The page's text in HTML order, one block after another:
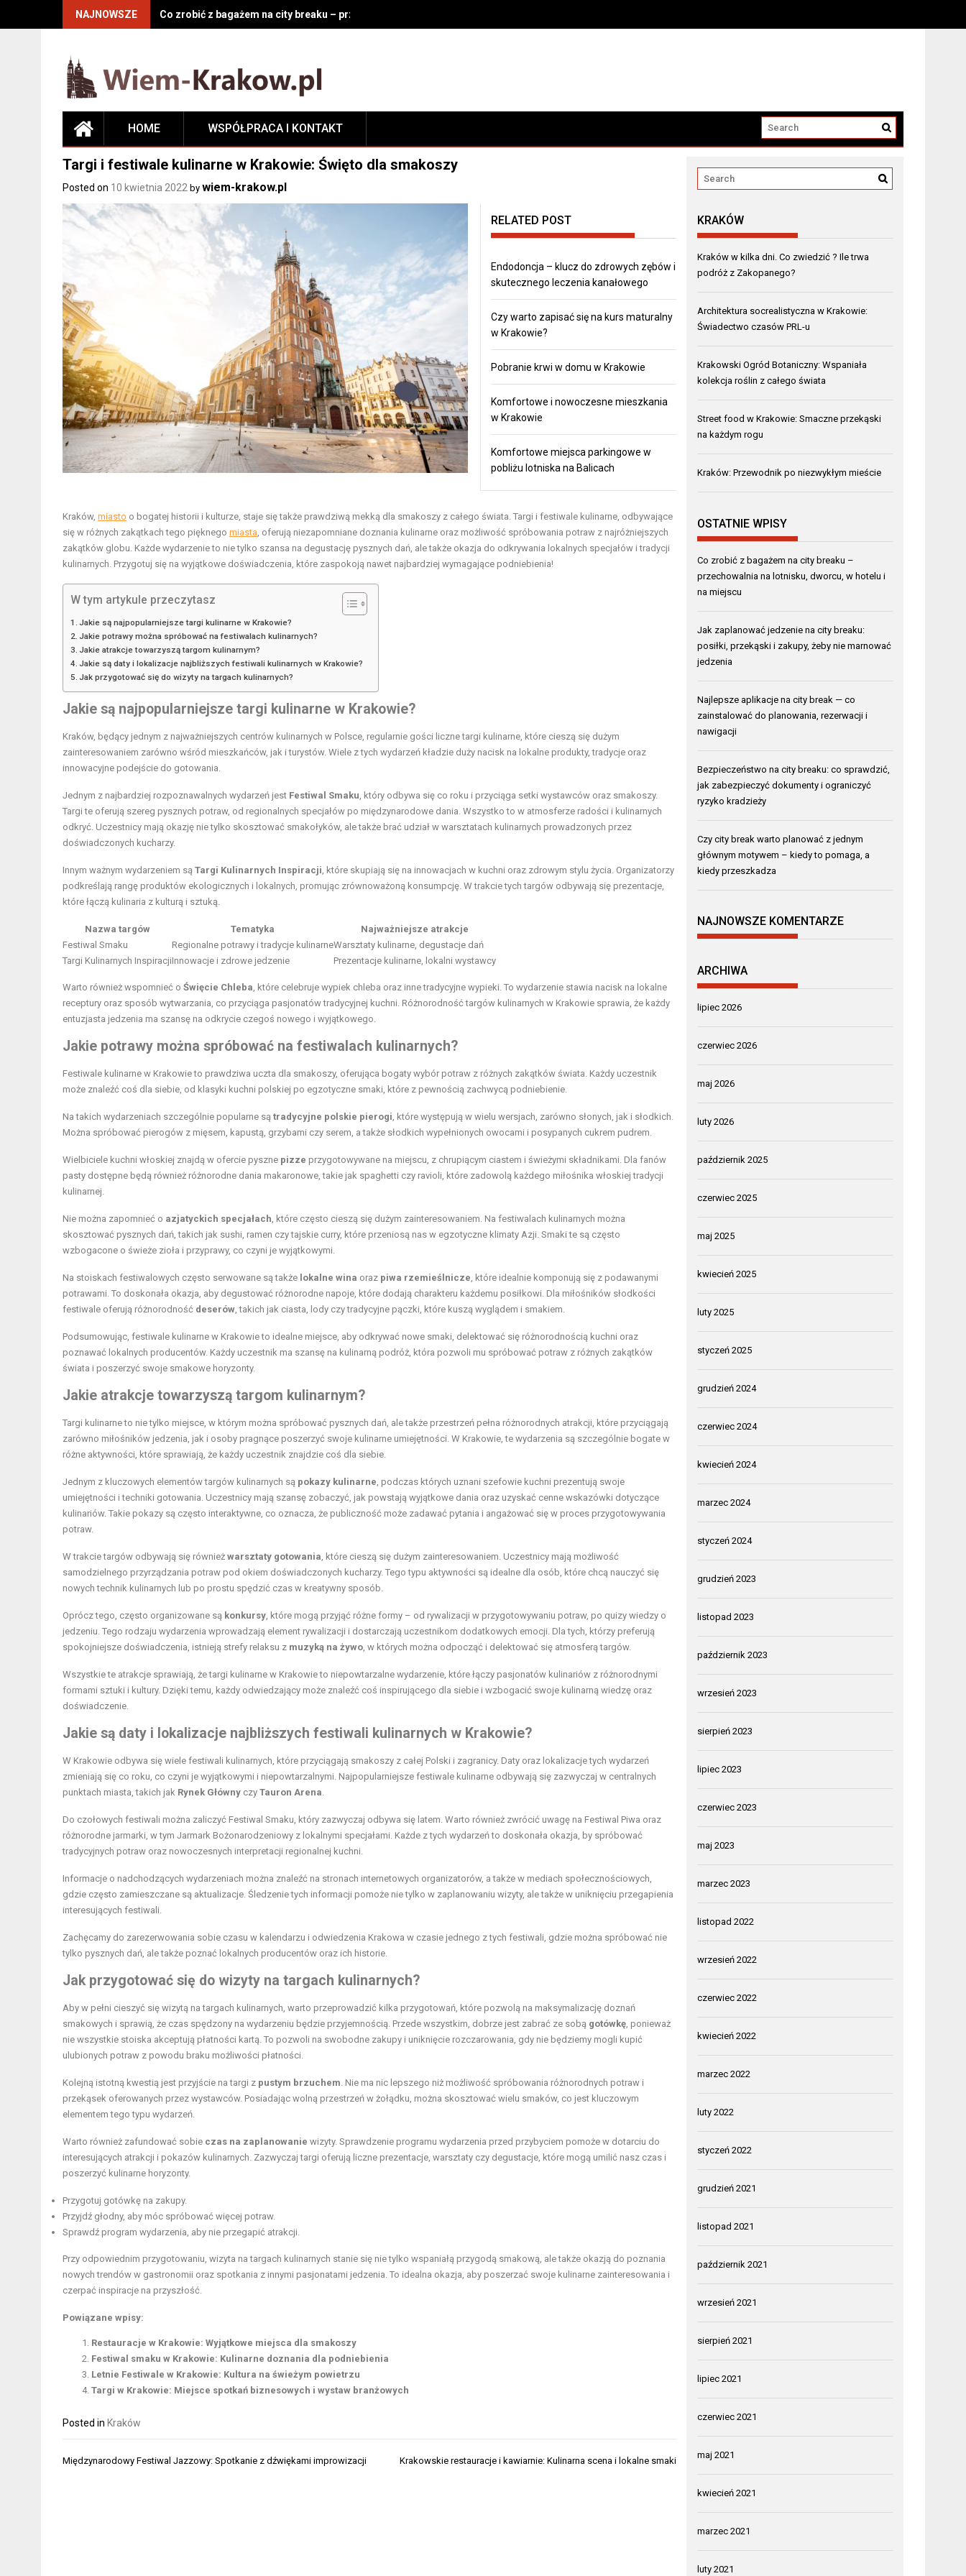
NAJNOWSZE Co zrobić z bagażem na city breaku – przechowalnia na lotnisku, dworcu, w hotelu i na miejscu
HOME WSPÓŁPRACA I KONTAKT
Targi i festiwale kulinarne w Krakowie: Święto dla smakoszy
Posted on 10 kwietnia 2022 by wiem-krakow.pl
RELATED POST
Endodoncja – klucz do zdrowych zębów i
skutecznego leczenia kanałowego
Czy warto zapisać się na kurs maturalny
w Krakowie?
Pobranie krwi w domu w Krakowie
Komfortowe i nowoczesne mieszkania
w Krakowie
Komfortowe miejsca parkingowe w
pobliżu lotniska na Balicach
Kraków, miasto o bogatej historii i kulturze, staje się także prawdziwą mekką dla smakoszy z całego świata. Targi i festiwale kulinarne, odbywające
się w różnych zakątkach tego pięknego miasta , oferują niezapomniane doznania kulinarne oraz możliwość spróbowania potraw z najróżniejszych
zakątków globu. Każde wydarzenie to nie tylko szansa na degustację pysznych dań, ale także okazja do odkrywania lokalnych specjałów i tradycji
kulinarnych. Przygotuj się na wyjątkowe doświadczenia, które zaspokoją nawet najbardziej wymagające podniebienia!
W tym artykule przeczytasz
Jakie są najpopularniejsze targi kulinarne w Krakowie?
Jakie potrawy można spróbować na festiwalach kulinarnych?
Jakie atrakcje towarzyszą targom kulinarnym?
Jakie są daty i lokalizacje najbliższych festiwali kulinarnych w Krakowie?
Jak przygotować się do wizyty na targach kulinarnych?
Jakie są najpopularniejsze targi kulinarne w Krakowie?
Kraków, będący jednym z najważniejszych centrów kulinarnych w Polsce, regularnie gości liczne targi kulinarne, które cieszą się dużym
zainteresowaniem zarówno wśród mieszkańców, jak i turystów. Wiele z tych wydarzeń kładzie duży nacisk na lokalne produkty, tradycje oraz
innowacyjne podejście do gotowania.
Jednym z najbardziej rozpoznawalnych wydarzeń jest Festiwal Smaku , który odbywa się co roku i przyciąga setki wystawców oraz smakoszy.
Targi te oferują szereg pysznych potraw, od regionalnych specjałów po międzynarodowe dania. Wszystko to w atmosferze radości i kulinarnych
odkryć. Uczestnicy mają okazję nie tylko skosztować smakołyków, ale także brać udział w warsztatach kulinarnych prowadzonych przez
doświadczonych kucharzy.
Innym ważnym wydarzeniem są Targi Kulinarnych Inspiracji , które skupiają się na innowacjach w kuchni oraz zdrowym stylu życia. Organizatorzy
podkreślają rangę produktów ekologicznych i lokalnych, promując zrównoważoną konsumpcję. W trakcie tych targów odbywają się prezentacje,
które łączą kulinaria z kulturą i sztuką.
Nazwa targów Tematyka
Najważniejsze atrakcje
Festiwal Smaku
Regionalne potrawy i tradycje kulinarneWarsztaty kulinarne, degustacje dań
Targi Kulinarnych InspiracjiInnowacje i zdrowe jedzenie Prezentacje kulinarne, lokalni wystawcy
Warto również wspomnieć o Święcie Chleba , które celebruje wypiek chleba oraz inne tradycyjne wypieki. To wydarzenie stawia nacisk na lokalne
receptury oraz sposób wytwarzania, co przyciąga pasjonatów tradycyjnej kuchni. Różnorodność targów kulinarnych w Krakowie sprawia, że każdy
entuzjasta jedzenia ma szansę na odkrycie czegoś nowego i wyjątkowego.
Jakie potrawy można spróbować na festiwalach kulinarnych?
Festiwale kulinarne w Krakowie to prawdziwa uczta dla smakoszy, oferująca bogaty wybór potraw z różnych zakątków świata. Każdy uczestnik
może znaleźć coś dla siebie, od klasyki kuchni polskiej po egzotyczne smaki, które z pewnością zachwycą podniebienie.
Na takich wydarzeniach szczególnie popularne są tradycyjne polskie pierogi , które występują w wielu wersjach, zarówno słonych, jak i słodkich.
Można spróbować pierogów z mięsem, kapustą, grzybami czy serem, a także słodkich wypełnionych owocami i posypanych cukrem pudrem.
Wielbiciele kuchni włoskiej znajdą w ofercie pyszne pizze przygotowywane na miejscu, z chrupiącym ciastem i świeżymi składnikami. Dla fanów
pasty dostępne będą również różnorodne dania makaronowe, takie jak spaghetti czy ravioli, które zadowolą każdego miłośnika włoskiej tradycji
kulinarnej.
Nie można zapomnieć o azjatyckich specjałach , które często cieszą się dużym zainteresowaniem. Na festiwalach kulinarnych można
skosztować pysznych dań, takich jak sushi, ramen czy tajskie curry, które przeniosą nas w egzotyczne klimaty Azji. Smaki te są często
wzbogacone o świeże zioła i przyprawy, co czyni je wyjątkowymi.
Na stoiskach festiwalowych często serwowane są także lokalne wina oraz piwa rzemieślnicze , które idealnie komponują się z podawanymi
potrawami. To doskonała okazja, aby degustować różnorodne napoje, które dodają charakteru każdemu posiłkowi. Dla miłośników słodkości
festiwale oferują różnorodność deserów , takich jak ciasta, lody czy tradycyjne pączki, które kuszą wyglądem i smakiem.
Podsumowując, festiwale kulinarne w Krakowie to idealne miejsce, aby odkrywać nowe smaki, delektować się różnorodnością kuchni oraz
poznawać lokalnych producentów. Każdy uczestnik ma szansę na kulinarną podróż, która pozwoli mu spróbować potraw z różnych zakątków
świata i poszerzyć swoje smakowe horyzonty.
Jakie atrakcje towarzyszą targom kulinarnym?
Targi kulinarne to nie tylko miejsce, w którym można spróbować pysznych dań, ale także przestrzeń pełna różnorodnych atrakcji, które przyciągają
zarówno miłośników jedzenia, jak i osoby pragnące poszerzyć swoje kulinarne umiejętności. W Krakowie, te wydarzenia są szczególnie bogate w
różne aktywności, które sprawiają, że każdy uczestnik znajdzie coś dla siebie.
Jednym z kluczowych elementów targów kulinarnych są pokazy kulinarne , podczas których uznani szefowie kuchni prezentują swoje
umiejętności i techniki gotowania. Uczestnicy mają szansę zobaczyć, jak powstają wyjątkowe dania oraz uzyskać cenne wskazówki dotyczące
kulinariów. Takie pokazy są często interaktywne, co oznacza, że publiczność może zadawać pytania i angażować się w proces przygotowywania
potraw.
W trakcie targów odbywają się również warsztaty gotowania , które cieszą się dużym zainteresowaniem. Uczestnicy mają możliwość
samodzielnego przyrządzania potraw pod okiem doświadczonych kucharzy. Tego typu aktywności są idealne dla osób, które chcą nauczyć się
nowych technik kulinarnych lub po prostu spędzić czas w kreatywny sposób.
Oprócz tego, często organizowane są konkursy , które mogą przyjąć różne formy – od rywalizacji w przygotowywaniu potraw, po quizy wiedzy o
jedzeniu. Tego rodzaju wydarzenia wprowadzają element rywalizacji i dostarczają uczestnikom dodatkowych emocji. Dla tych, którzy preferują
spokojniejsze doświadczenia, istnieją strefy relaksu z muzyką na żywo , w których można odpocząć i delektować się atmosferą targów.
Wszystkie te atrakcje sprawiają, że targi kulinarne w Krakowie to niepowtarzalne wydarzenie, które łączy pasjonatów kulinariów z różnorodnymi
formami sztuki i kultury. Dzięki temu, każdy odwiedzający może znaleźć coś inspirującego dla siebie i wzbogacić swoje kulinarną wiedzę oraz
doświadczenie.
Jakie są daty i lokalizacje najbliższych festiwali kulinarnych w Krakowie?
W Krakowie odbywa się wiele festiwali kulinarnych, które przyciągają smakoszy z całej Polski i zagranicy. Daty oraz lokalizacje tych wydarzeń
zmieniają się co roku, co czyni je wyjątkowymi i niepowtarzalnymi. Najpopularniejsze festiwale kulinarne odbywają się zazwyczaj w centralnych
punktach miasta, takich jak Rynek Główny czy Tauron Arena
Do czołowych festiwali można zaliczyć Festiwal Smaku, który zazwyczaj odbywa się latem. Warto również zwrócić uwagę na Festiwal Piwa oraz
różnorodne jarmarki, w tym Jarmark Bożonarodzeniowy z lokalnymi specjałami. Każde z tych wydarzeń to doskonała okazja, by spróbować
tradycyjnych potraw oraz nowoczesnych interpretacji regionalnej kuchni.
Informacje o nadchodzących wydarzeniach można znaleźć na stronach internetowych organizatorów, a także w mediach społecznościowych,
gdzie często zamieszczane są aktualizacje. Śledzenie tych informacji pomoże nie tylko w zaplanowaniu wizyty, ale także w uniknięciu przegapienia
interesujących festiwali.
Zachęcamy do zarezerwowania sobie czasu w kalendarzu i odwiedzenia Krakowa w czasie jednego z tych festiwali, gdzie można spróbować nie
tylko pysznych dań, ale także poznać lokalnych producentów oraz ich historie.
Jak przygotować się do wizyty na targach kulinarnych?
Aby w pełni cieszyć się wizytą na targach kulinarnych, warto przeprowadzić kilka przygotowań, które pozwolą na maksymalizację doznań
smakowych i sprawią, że czas spędzony na wydarzeniu będzie przyjemnością. Przede wszystkim, dobrze jest zabrać ze sobą gotówkę , ponieważ
nie wszystkie stoiska akceptują płatności kartą. To pozwoli na swobodne zakupy i uniknięcie rozczarowania, gdy nie będziemy mogli kupić
ulubionych potraw z powodu braku możliwości płatności.
Kolejną istotną kwestią jest przyjście na targi z pustym brzuchem . Nie ma nic lepszego niż możliwość spróbowania różnorodnych potraw i
przekąsek oferowanych przez wystawców. Posiadając wolną przestrzeń w żołądku, można skosztować wielu smaków, co jest kluczowym
elementem tego typu wydarzeń.
Warto również zafundować sobie czas na zaplanowanie wizyty. Sprawdzenie programu wydarzenia przed przybyciem pomoże w dotarciu do
interesujących atrakcji i pokazów kulinarnych. Zazwyczaj targi oferują liczne prezentacje, warsztaty czy degustacje, które mogą umilić nasz czas i
poszerzyć kulinarne horyzonty.
Przygotuj gotówkę na zakupy.
Przyjdź głodny, aby móc spróbować więcej potraw.
Sprawdź program wydarzenia, aby nie przegapić atrakcji.
Przy odpowiednim przygotowaniu, wizyta na targach kulinarnych stanie się nie tylko wspaniałą przygodą smakową, ale także okazją do poznania
nowych trendów w gastronomii oraz spotkania z innymi pasjonatami jedzenia. To idealna okazja, aby poszerzać swoje kulinarne zainteresowania i
czerpać inspiracje na przyszłość.
Powiązane wpisy:
Restauracje w Krakowie: Wyjątkowe miejsca dla smakoszy
Festiwal smaku w Krakowie: Kulinarne doznania dla podniebienia
Letnie Festiwale w Krakowie: Kultura na świeżym powietrzu
Targi w Krakowie: Miejsce spotkań biznesowych i wystaw branżowych
Posted in Kraków
Nawigacja
Międzynarodowy Festiwal Jazzowy: Spotkanie z dźwiękami improwizacji Krakowskie restauracje i kawiarnie: Kulinarna scena i lokalne smaki
KRAKÓW
Kraków w kilka dni. Co zwiedzić ? Ile trwa
podróż z Zakopanego?
Architektura socrealistyczna w Krakowie:
Świadectwo czasów PRL-u
Krakowski Ogród Botaniczny: Wspaniała
kolekcja roślin z całego świata
Street food w Krakowie: Smaczne przekąski
na każdym rogu
Kraków: Przewodnik po niezwykłym mieście
OSTATNIE WPISY
Co zrobić z bagażem na city breaku –
przechowalnia na lotnisku, dworcu, w hotelu i
na miejscu
Jak zaplanować jedzenie na city breaku:
posiłki, przekąski i zakupy, żeby nie marnować
jedzenia
Najlepsze aplikacje na city break — co
zainstalować do planowania, rezerwacji i
nawigacji
Bezpieczeństwo na city breaku: co sprawdzić,
jak zabezpieczyć dokumenty i ograniczyć
ryzyko kradzieży
Czy city break warto planować z jednym
głównym motywem – kiedy to pomaga, a
kiedy przeszkadza
NAJNOWSZE KOMENTARZE
ARCHIWA
lipiec 2026
czerwiec 2026
maj 2026
luty 2026
październik 2025
czerwiec 2025
maj 2025
kwiecień 2025
luty 2025
styczeń 2025
grudzień 2024
czerwiec 2024
kwiecień 2024
marzec 2024
styczeń 2024
grudzień 2023
listopad 2023
październik 2023
wrzesień 2023
sierpień 2023
lipiec 2023
czerwiec 2023
maj 2023
marzec 2023
listopad 2022
wrzesień 2022
czerwiec 2022
kwiecień 2022
marzec 2022
luty 2022
styczeń 2022
grudzień 2021
listopad 2021
październik 2021
wrzesień 2021
sierpień 2021
lipiec 2021
czerwiec 2021
maj 2021
kwiecień 2021
marzec 2021
luty 2021